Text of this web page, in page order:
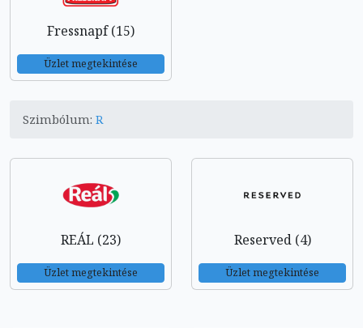
Fressnapf (15)
Üzlet megtekintése
Szimbólum: R
REÁL (23)
Üzlet megtekintése
Reserved (4)
Üzlet megtekintése